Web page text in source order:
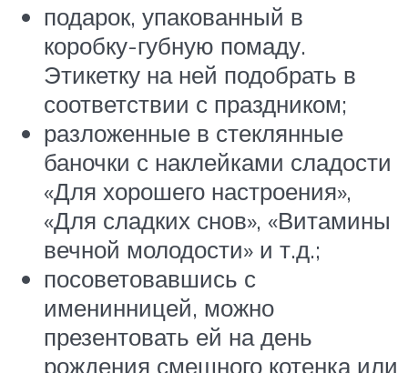
подарок, упакованный в
коробку-губную помаду.
Этикетку на ней подобрать в
соответствии с праздником;
разложенные в стеклянные
баночки с наклейками сладости
«Для хорошего настроения»,
«Для сладких снов», «Витамины
вечной молодости» и т.д.;
посоветовавшись с
именинницей, можно
презентовать ей на день
рождения смешного котенка или